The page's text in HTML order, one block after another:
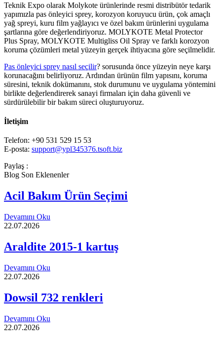
Teknik Expo olarak Molykote ürünlerinde resmi distribütör tedarik
yapımızla pas önleyici sprey, korozyon koruyucu ürün, çok amaçlı
yağ spreyi, kuru film yağlayıcı ve özel bakım ürünlerini uygulama
şartlarına göre değerlendiriyoruz. MOLYKOTE Metal Protector
Plus Spray, MOLYKOTE Multigliss Oil Spray ve farklı korozyon
koruma çözümleri metal yüzeyin gerçek ihtiyacına göre seçilmelidir.
Pas önleyici sprey nasıl seçilir? sorusunda önce yüzeyin neye karşı
korunacağını belirliyoruz. Ardından ürünün film yapısını, koruma
süresini, teknik dokümanını, stok durumunu ve uygulama yöntemini
birlikte değerlendirerek sanayi firmaları için daha güvenli ve
sürdürülebilir bir bakım süreci oluşturuyoruz.
İletişim
Telefon: +90 531 529 15 53
E-posta: support@ypl345376.tsoft.biz
Paylaş :
Blog Son Eklenenler
Acil Bakım Ürün Seçimi
Devamını Oku
22.07.2026
Araldite 2015-1 kartuş
Devamını Oku
22.07.2026
Dowsil 732 renkleri
Devamını Oku
22.07.2026